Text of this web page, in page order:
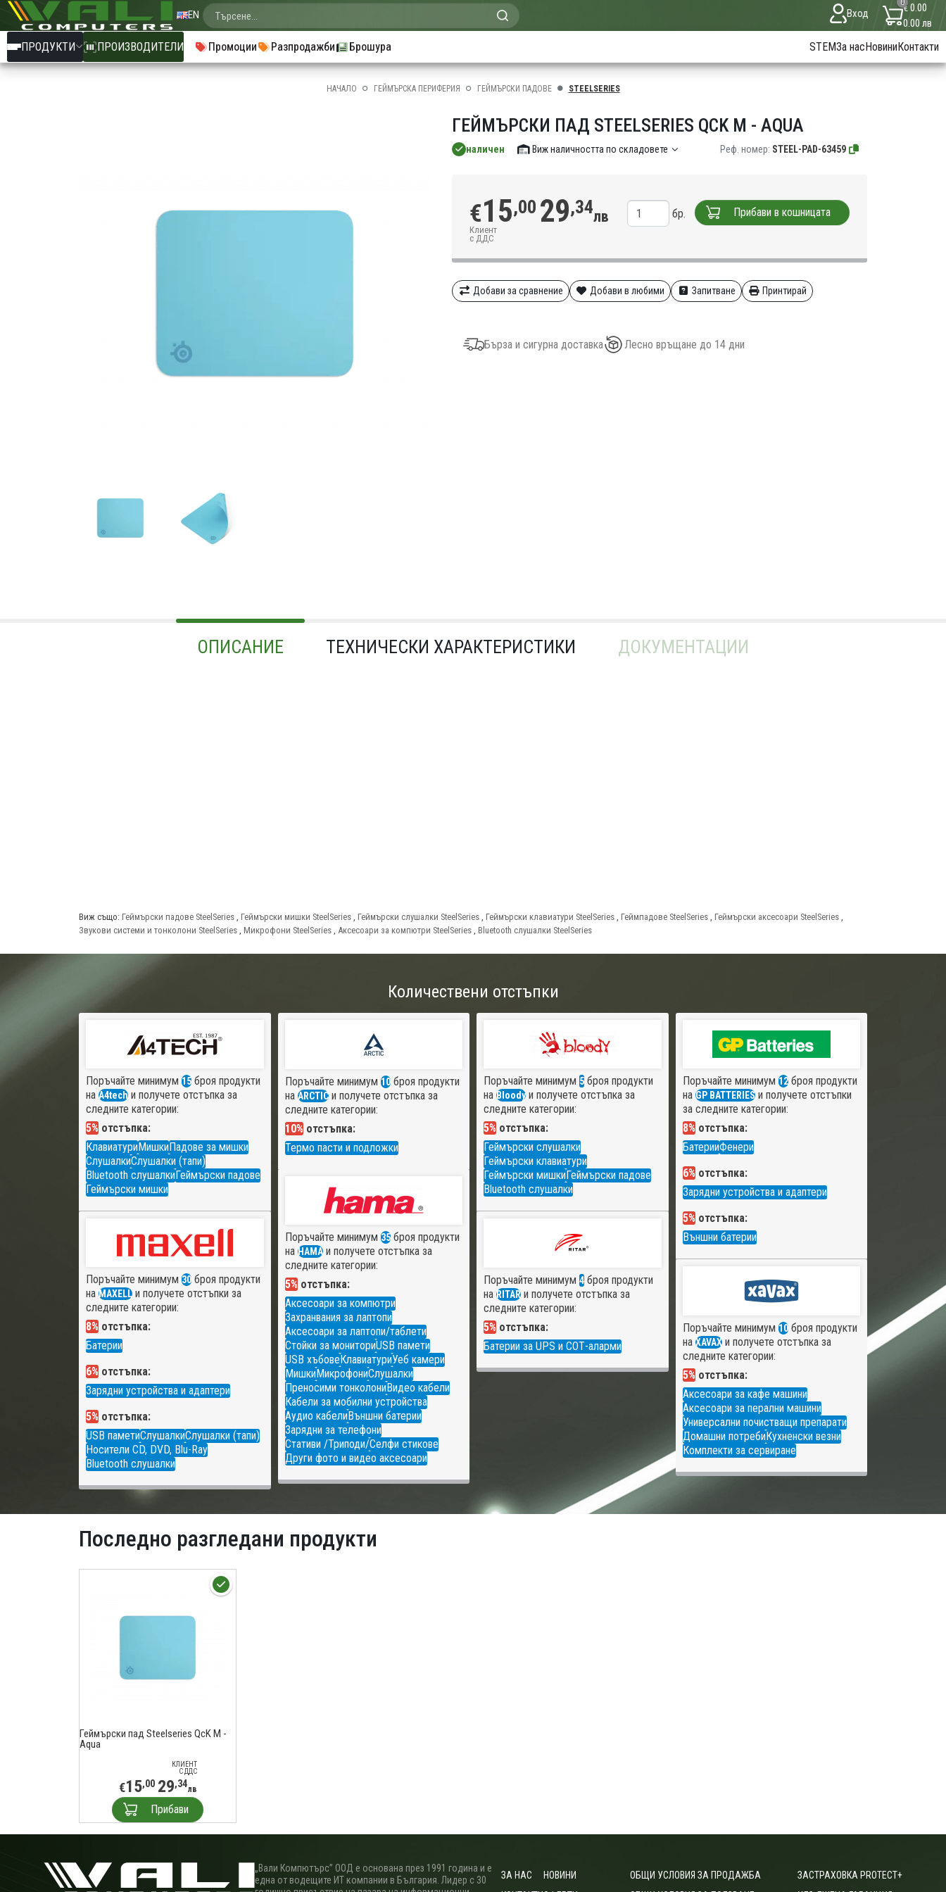
EN Вход
0€ 0.00
0.00 лв
ПРОДУКТИ ПРОИЗВОДИТЕЛИ Промоции Разпродажби Брошура STEMЗа насНовиниКонтакти
НАЧАЛО ГЕЙМЪРСКА ПЕРИФЕРИЯ ГЕЙМЪРСКИ ПАДОВЕ STEELSERIES
ГЕЙМЪРСКИ ПАД STEELSERIES QCK M - AQUA
наличен Виж наличността по складовете Реф. номер: STEEL-PAD-63459
€15,00 29,34лв
Клиент
с ДДС
бр. Прибави в кошницата
Добави за сравнение Добави в любими Запитване Принтирай
Бърза и сигурна доставка Лесно връщане до 14 дни
ОПИСАНИЕ ТЕХНИЧЕСКИ ХАРАКТЕРИСТИКИ ДОКУМЕНТАЦИИ
Виж също: Геймърски падове SteelSeries Геймърски мишки SteelSeries Геймърски слушалки SteelSeries Геймърски клавиатури SteelSeries Геймпадове SteelSeries Геймърски аксесоари SteelSeries
Звукови системи и тонколони SteelSeries
Микрофони SteelSeries Аксесоари за компютри SteelSeries Bluetooth слушалки SteelSeries
Количествени отстъпки
Поръчайте минимум 15 броя продукти
на A4tech и получете отстъпка за
следните категории:
5% отстъпка:
КлавиатуриМишкиПадове за мишки
СлушалкиСлушалки (тапи)
Bluetooth слушалкиГеймърски падове
Геймърски мишки
Поръчайте минимум 10броя продукти
на ARCTICи получете отстъпка за
следните категории:
10% отстъпка:
Термо пасти и подложки
Поръчайте минимум 5 броя продукти
на Bloody и получете отстъпка за
следните категории:
5% отстъпка:
Геймърски слушалки
Геймърски клавиатури
Геймърски мишкиГеймърски падове
Bluetooth слушалки
Поръчайте минимум 12броя продукти
на GP BATTERIESи получете отстъпки
за следните категории:
8% отстъпка:
БатерииФенери
6% отстъпка:
Зарядни устройства и адаптери
5% отстъпка:
Външни батерии
Поръчайте минимум 35броя продукти
на HAMAи получете отстъпка за
следните категории:
5% отстъпка:
Аксесоари за компютри
Захранвания за лаптопи
Аксесоари за лаптопи/таблети
Стойки за мониториUSB памети
USB хъбовеКлавиатуриУеб камери
МишкиМикрофониСлушалки
Преносими тонколониВидео кабели
Кабели за мобилни устройства
Аудио кабелиВъншни батерии
Зарядни за телефони
Стативи /Триподи/Селфи стикове
Други фото и видео аксесоари
Поръчайте минимум 30 броя продукти
на MAXELL и получете отстъпки за
следните категории:
8% отстъпка:
Батерии
6% отстъпка:
Зарядни устройства и адаптери
5% отстъпка:
USB паметиСлушалкиСлушалки (тапи)
Носители CD, DVD, Blu-Ray
Bluetooth слушалки
Поръчайте минимум 4 броя продукти
на RITAR и получете отстъпка за
следните категории:
5% отстъпка:
Батерии за UPS и СОТ-аларми
Поръчайте минимум 10броя продукти
на XAVAXи получете отстъпка за
следните категории:
5% отстъпка:
Аксесоари за кафе машини
Аксесоари за перални машини
Универсални почистващи препарати
Домашни потребиКухненски везни
Комплекти за сервиране
Последно разгледани продукти
Геймърски пад Steelseries QcK M -
Aqua
КЛИЕНТ
С ДДС
€15,00 29,34лв
Прибави
„Вали Компютърс” ООД е основана през 1991 година и е
една от водещите ИТ компании в България. Лидер с 30
ЗА НАС
НОВИНИ
ОБЩИ УСЛОВИЯ ЗА ПРОДАЖБА
ЗАСТРАХОВКА PROTECT+